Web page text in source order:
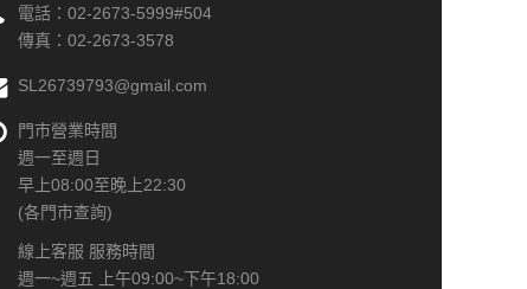
電話： 02-2673-5999#504
傳真： 02-2673-3578
SL26739793@gmail.com
門市營業時間
週一至週日
早上08:00至晚上22:30
(各門市查詢)
線上客服 服務時間
週一~週五 上午09:00~下午18:00